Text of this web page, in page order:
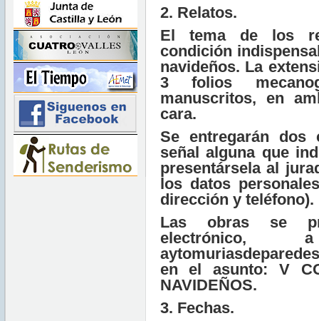
2. Relatos.
El tema de los
condición
navideños. La
3 folios
manuscritos, en
cara.
Se entregarán dos
señal alguna que
presentársela al
los datos personales
dirección y teléfono).
Las obras se
en el asunto: V
NAVIDEÑOS.
3. Fechas.